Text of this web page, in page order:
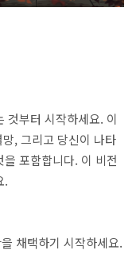
것부터 시작하세요. 이
, 그리고 당신이 나타
포함합니다. 이 비전
.
채택하기 시작하세요.